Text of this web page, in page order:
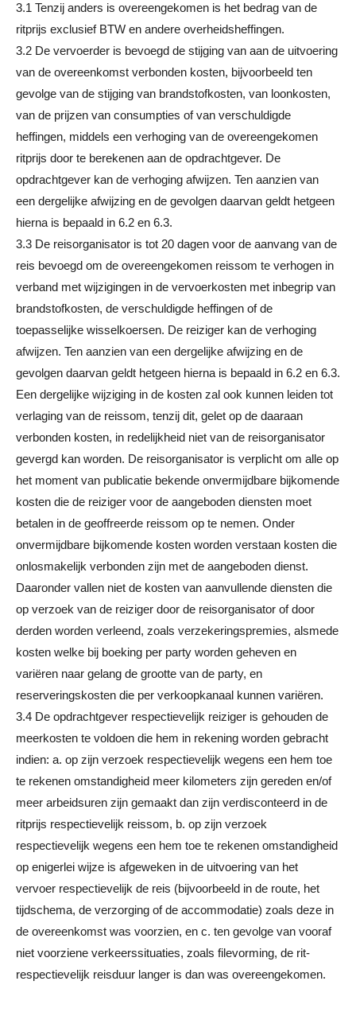
3.1 Tenzij anders is overeengekomen is het bedrag van de
ritprijs exclusief BTW en andere overheidsheffingen.
3.2 De vervoerder is bevoegd de stijging van aan de uitvoering
van de overeenkomst verbonden kosten, bijvoorbeeld ten
gevolge van de stijging van brandstofkosten, van loonkosten,
van de prijzen van consumpties of van verschuldigde
heffingen, middels een verhoging van de overeengekomen
ritprijs door te berekenen aan de opdrachtgever. De
opdrachtgever kan de verhoging afwijzen. Ten aanzien van
een dergelijke afwijzing en de gevolgen daarvan geldt hetgeen
hierna is bepaald in 6.2 en 6.3.
3.3 De reisorganisator is tot 20 dagen voor de aanvang van de
reis bevoegd om de overeengekomen reissom te verhogen in
verband met wijzigingen in de vervoerkosten met inbegrip van
brandstofkosten, de verschuldigde heffingen of de
toepasselijke wisselkoersen. De reiziger kan de verhoging
afwijzen. Ten aanzien van een dergelijke afwijzing en de
gevolgen daarvan geldt hetgeen hierna is bepaald in 6.2 en 6.3.
Een dergelijke wijziging in de kosten zal ook kunnen leiden tot
verlaging van de reissom, tenzij dit, gelet op de daaraan
verbonden kosten, in redelijkheid niet van de reisorganisator
gevergd kan worden. De reisorganisator is verplicht om alle op
het moment van publicatie bekende onvermijdbare bijkomende
kosten die de reiziger voor de aangeboden diensten moet
betalen in de geoffreerde reissom op te nemen. Onder
onvermijdbare bijkomende kosten worden verstaan kosten die
onlosmakelijk verbonden zijn met de aangeboden dienst.
Daaronder vallen niet de kosten van aanvullende diensten die
op verzoek van de reiziger door de reisorganisator of door
derden worden verleend, zoals verzekeringspremies, alsmede
kosten welke bij boeking per party worden geheven en
variëren naar gelang de grootte van de party, en
reserveringskosten die per verkoopkanaal kunnen variëren.
3.4 De opdrachtgever respectievelijk reiziger is gehouden de
meerkosten te voldoen die hem in rekening worden gebracht
indien: a. op zijn verzoek respectievelijk wegens een hem toe
te rekenen omstandigheid meer kilometers zijn gereden en/of
meer arbeidsuren zijn gemaakt dan zijn verdisconteerd in de
ritprijs respectievelijk reissom, b. op zijn verzoek
respectievelijk wegens een hem toe te rekenen omstandigheid
op enigerlei wijze is afgeweken in de uitvoering van het
vervoer respectievelijk de reis (bijvoorbeeld in de route, het
tijdschema, de verzorging of de accommodatie) zoals deze in
de overeenkomst was voorzien, en c. ten gevolge van vooraf
niet voorziene verkeerssituaties, zoals filevorming, de rit-
respectievelijk reisduur langer is dan was overeengekomen.